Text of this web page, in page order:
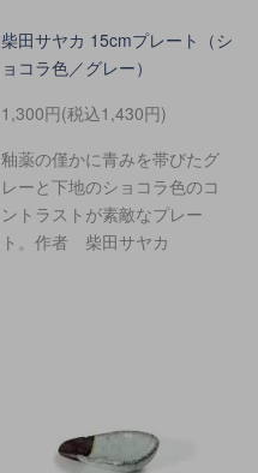
柴田サヤカ 15cmプレート（シ
ョコラ色／グレー）
1,300円(税込1,430円)
釉薬の僅かに青みを帯びたグ
レーと下地のショコラ色のコ
ントラストが素敵なプレー
ト。作者 柴田サヤカ